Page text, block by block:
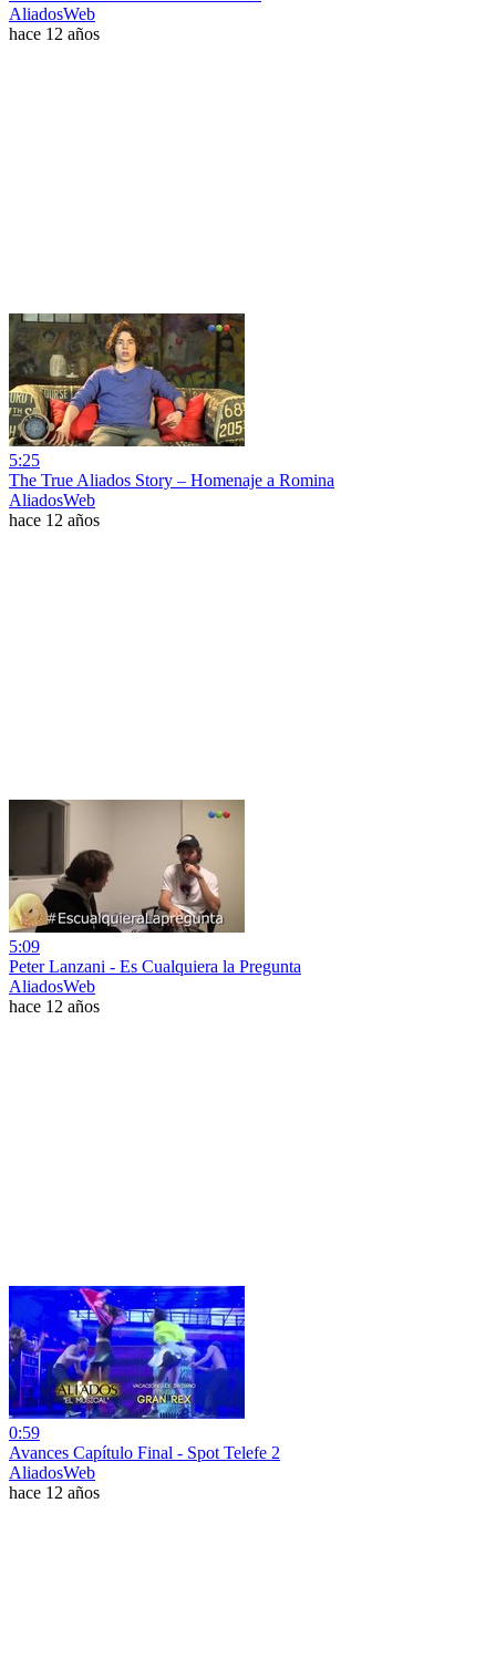
AliadosWeb
hace 12 años
5:25
The True Aliados Story – Homenaje a Romina
AliadosWeb
hace 12 años
5:09
Peter Lanzani - Es Cualquiera la Pregunta
AliadosWeb
hace 12 años
0:59
Avances Capítulo Final - Spot Telefe 2
AliadosWeb
hace 12 años